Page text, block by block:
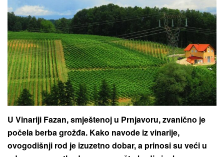
U Vinariji Fazan, smještenoj u Prnjavoru, zvanično je
počela berba grožđa. Kako navode iz vinarije,
ovogodišnji rod je izuzetno dobar, a prinosi su veći u